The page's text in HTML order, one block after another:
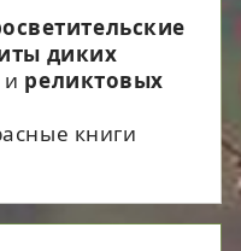
диких
реликтовых
книги